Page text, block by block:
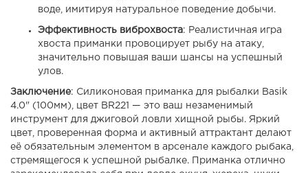
воде, имитируя натуральное поведение добычи.
Эффективность виброхвоста: Реалистичная игра
хвоста приманки провоцирует рыбу на атаку,
значительно повышая ваши шансы на успешный
улов.
Заключение: Силиконовая приманка для рыбалки Basik
4.0" (100мм), цвет BR221 — это ваш незаменимый
инструмент для джиговой ловли хищной рыбы. Яркий
цвет, проверенная форма и активный аттрактант делают
её обязательным элементом в арсенале каждого рыбака,
стремящегося к успешной рыбалке. Приманка отлично